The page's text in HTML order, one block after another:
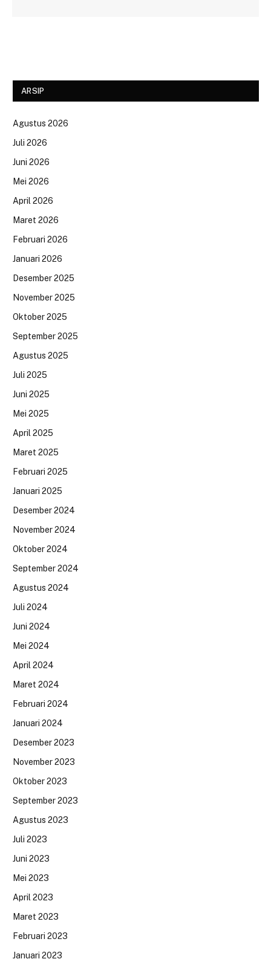
ARSIP
Agustus 2026
Juli 2026
Juni 2026
Mei 2026
April 2026
Maret 2026
Februari 2026
Januari 2026
Desember 2025
November 2025
Oktober 2025
September 2025
Agustus 2025
Juli 2025
Juni 2025
Mei 2025
April 2025
Maret 2025
Februari 2025
Januari 2025
Desember 2024
November 2024
Oktober 2024
September 2024
Agustus 2024
Juli 2024
Juni 2024
Mei 2024
April 2024
Maret 2024
Februari 2024
Januari 2024
Desember 2023
November 2023
Oktober 2023
September 2023
Agustus 2023
Juli 2023
Juni 2023
Mei 2023
April 2023
Maret 2023
Februari 2023
Januari 2023